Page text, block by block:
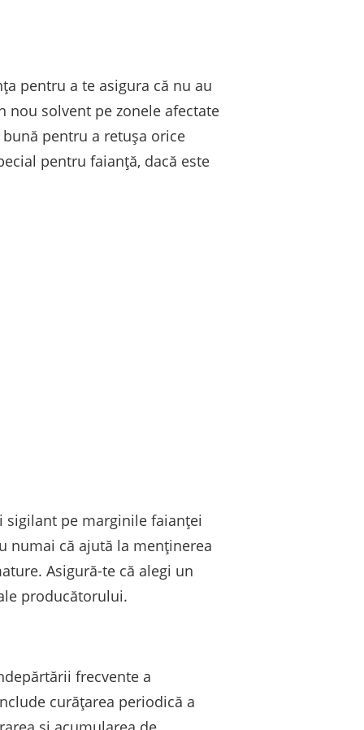
pentru a te asigura că nu au
nou solvent pe zonele afectate
pentru a retușa orice
pentru faianță, dacă este
sigilant pe marginile faianței
numai că ajută la menținerea
Asigură-te că alegi un
producătorului.
frecvente a
curățarea periodică a